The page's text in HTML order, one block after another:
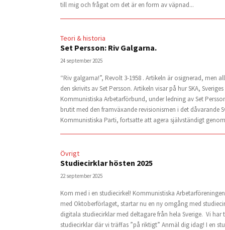
till mig och frågat om det är en form av väpnad...
Teori & historia
Set Persson: Riv Galgarna.
24 september 2025
“Riv galgarna!”, Revolt 3-1958 . Artikeln är osignerad, men
den skrivits av Set Persson. Artikeln visar på hur SKA, Sveriges
Kommunistiska Arbetarförbund, under ledning av Set
brutit med den framväxande revisionismen i det dåvarande
Kommunistiska Parti, fortsatte att agera självständigt
Övrigt
Studiecirklar hösten 2025
22 september 2025
Kom med i en studiecirkel! Kommunistiska
med Oktoberförlaget, startar nu en ny omgång med
digitala studiecirklar med deltagare från hela Sverige. Vi
studiecirklar där vi träffas ”på riktigt” Anmäl dig idag! I en